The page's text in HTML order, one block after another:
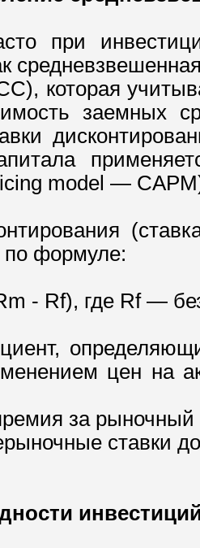
при
которая
заемных
model —
по формуле:
- Rf), где Rf —
цен на
за рыночный
ставки